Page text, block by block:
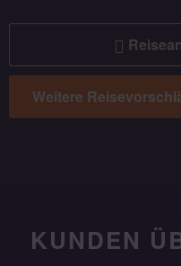
Weitere
KUNDEN